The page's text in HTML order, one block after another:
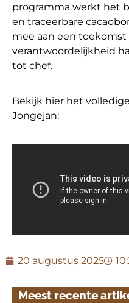
programma werkt het
en traceerbare
mee aan een
verantwoordelijkheid
tot chef.
Bekijk hier het
Jongejan:
20 augustus 2025
Meest recente